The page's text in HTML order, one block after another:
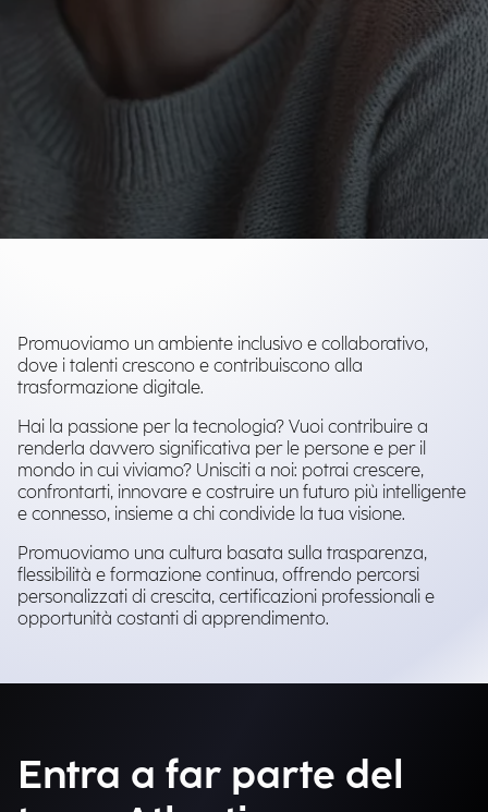
Promuoviamo un ambiente inclusivo e collaborativo,
dove i talenti crescono e contribuiscono alla
trasformazione digitale.
Hai la passione per la tecnologia? Vuoi contribuire a
renderla davvero significativa per le persone e per il
mondo in cui viviamo? Unisciti a noi: potrai crescere,
confrontarti, innovare e costruire un futuro più intelligente
e connesso, insieme a chi condivide la tua visione.
Promuoviamo una cultura basata sulla trasparenza,
flessibilità e formazione continua, offrendo percorsi
personalizzati di crescita, certificazioni professionali e
opportunità costanti di apprendimento.
Entra a far parte del